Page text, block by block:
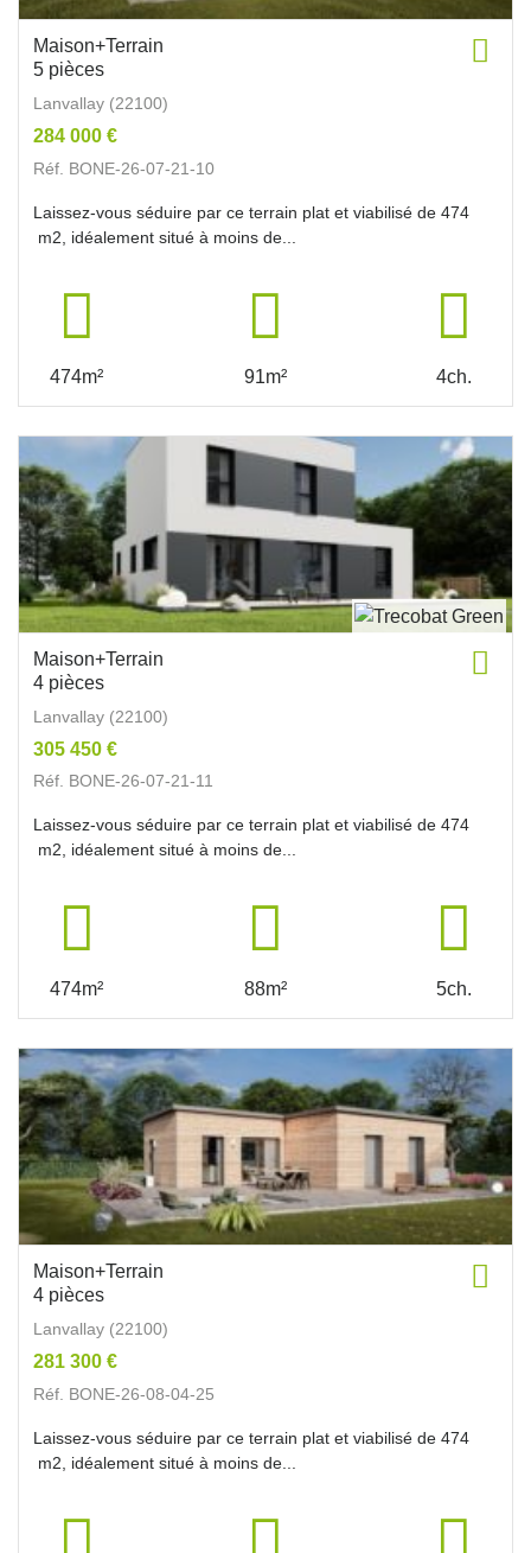
Maison+Terrain
5 pièces
Lanvallay (22100)
284 000 €
Réf. BONE-26-07-21-10
Laissez-vous séduire par ce terrain plat et viabilisé de 474
m2, idéalement situé à moins de...
474m² 91m² 4ch.
Maison+Terrain
4 pièces
Lanvallay (22100)
305 450 €
Réf. BONE-26-07-21-11
Laissez-vous séduire par ce terrain plat et viabilisé de 474
m2, idéalement situé à moins de...
474m² 88m² 5ch.
Maison+Terrain
4 pièces
Lanvallay (22100)
281 300 €
Réf. BONE-26-08-04-25
Laissez-vous séduire par ce terrain plat et viabilisé de 474
m2, idéalement situé à moins de...